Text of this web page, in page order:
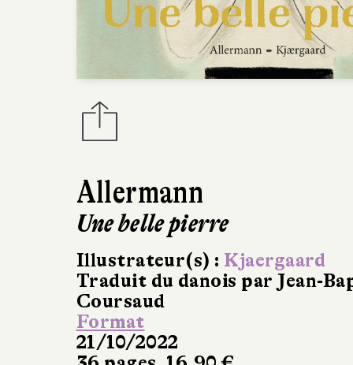
Allermann
Une belle pierre
Illustrateur(s) : Kjaergaard
Traduit du danois par Jean-
Coursaud
Format
21/10/2022